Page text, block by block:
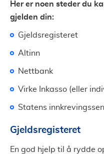
Her er noen steder du
gjelden din:
Gjeldsregisteret
Altinn
Nettbank
Virke Inkasso (eller
Statens
Gjeldsregisteret
En god hjelp til å rydde